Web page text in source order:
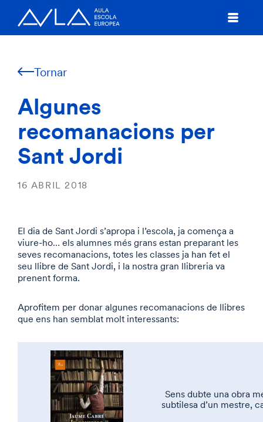
Tornar
Algunes
recomanacions per
Sant Jordi
16 ABRIL 2018
El dia de Sant Jordi s’apropa i l’escola, ja comença a
viure-ho… els alumnes més grans estan preparant les
seves recomanacions, totes les classes ja han fet el
seu llibre de Sant Jordi, i la nostra gran llibreria va
prenent forma.
Aprofitem per donar algunes recomanacions de llibres
que ens han semblat molt interessants:
Sens dubte una obra
subtilesa d’un mestre,